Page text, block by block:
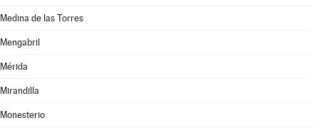
Medina de las Torres
Mengabril
Mérida
Mirandilla
Monesterio